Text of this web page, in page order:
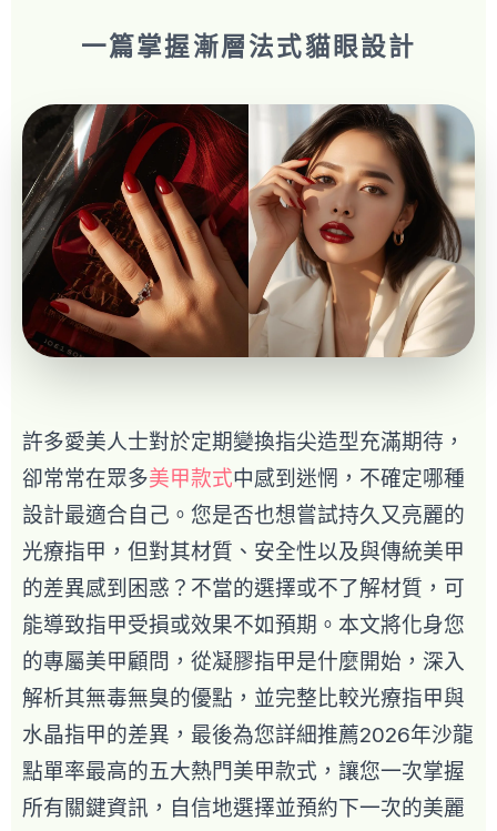
一篇掌握漸層法式貓眼設計
許多愛美人士對於定期變換指尖造型充滿期待，
卻常常在眾多美甲款式中感到迷惘，不確定哪種
設計最適合自己。您是否也想嘗試持久又亮麗的
光療指甲，但對其材質、安全性以及與傳統美甲
的差異感到困惑？不當的選擇或不了解材質，可
能導致指甲受損或效果不如預期。本文將化身您
的專屬美甲顧問，從凝膠指甲是什麼開始，深入
解析其無毒無臭的優點，並完整比較光療指甲與
水晶指甲的差異，最後為您詳細推薦2026年沙龍
點單率最高的五大熱門美甲款式，讓您一次掌握
所有關鍵資訊，自信地選擇並預約下一次的美麗